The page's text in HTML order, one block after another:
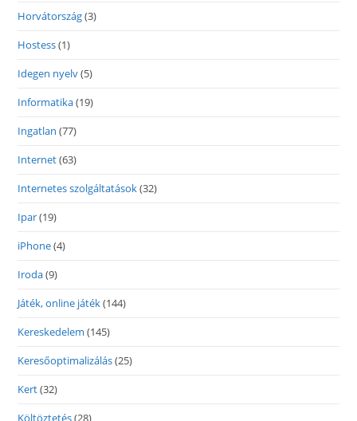
Horvátország(3)
Hostess(1)
Idegen nyelv(5)
Informatika(19)
Ingatlan (77)
Internet(63)
Internetes szolgáltatások(32)
Ipar(19)
iPhone(4)
Iroda(9)
Játék, online játék(144)
Kereskedelem (145)
Keresőoptimalizálás(25)
Kert(32)
Költöztetés(28)